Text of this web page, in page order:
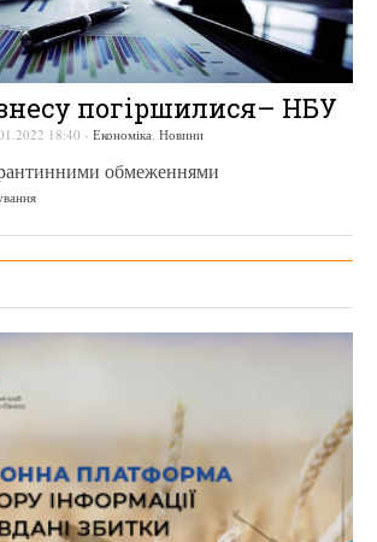
погіршилися– НБУ
18:40 - Економіка, Новини
обмеженнями